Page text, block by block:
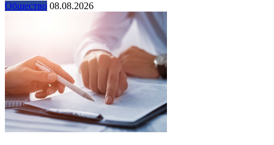
Общество 08.08.2026